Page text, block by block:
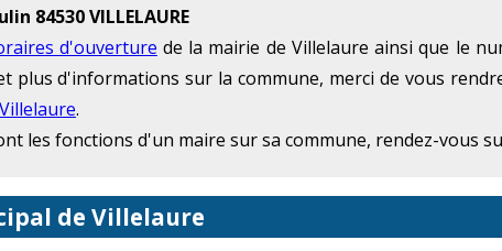
84530 VILLELAURE
d'ouverture de la mairie de Villelaure ainsi que le
plus d'informations sur la commune, merci de vous
.
les fonctions d'un maire sur sa commune, rendez-vous
de Villelaure